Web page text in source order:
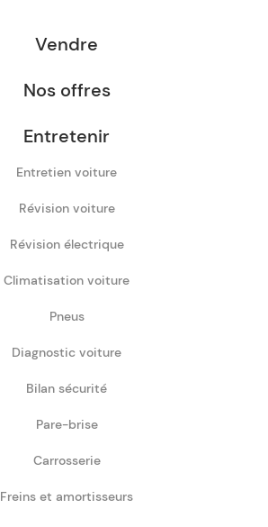
Vendre
Nos offres
Entretenir
Entretien voiture
Révision voiture
Révision électrique
Climatisation voiture
Pneus
Diagnostic voiture
Bilan sécurité
Pare-brise
Carrosserie
Freins et amortisseurs